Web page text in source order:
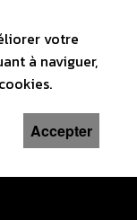
votre
à naviguer,
Accepter